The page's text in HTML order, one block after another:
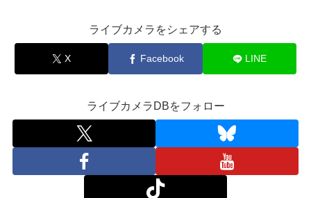
ライブカメラをシェアする
X Facebook LINE
ライブカメラDBをフォロー